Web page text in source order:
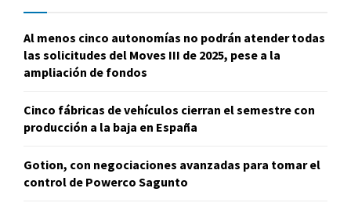
Al menos cinco autonomías no podrán atender todas
las solicitudes del Moves III de 2025, pese a la
ampliación de fondos
Cinco fábricas de vehículos cierran el semestre con
producción a la baja en España
Gotion, con negociaciones avanzadas para tomar el
control de Powerco Sagunto